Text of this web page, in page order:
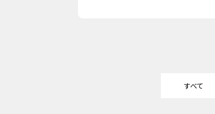
すべて